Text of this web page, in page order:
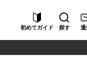
初めてガイド 探す 通